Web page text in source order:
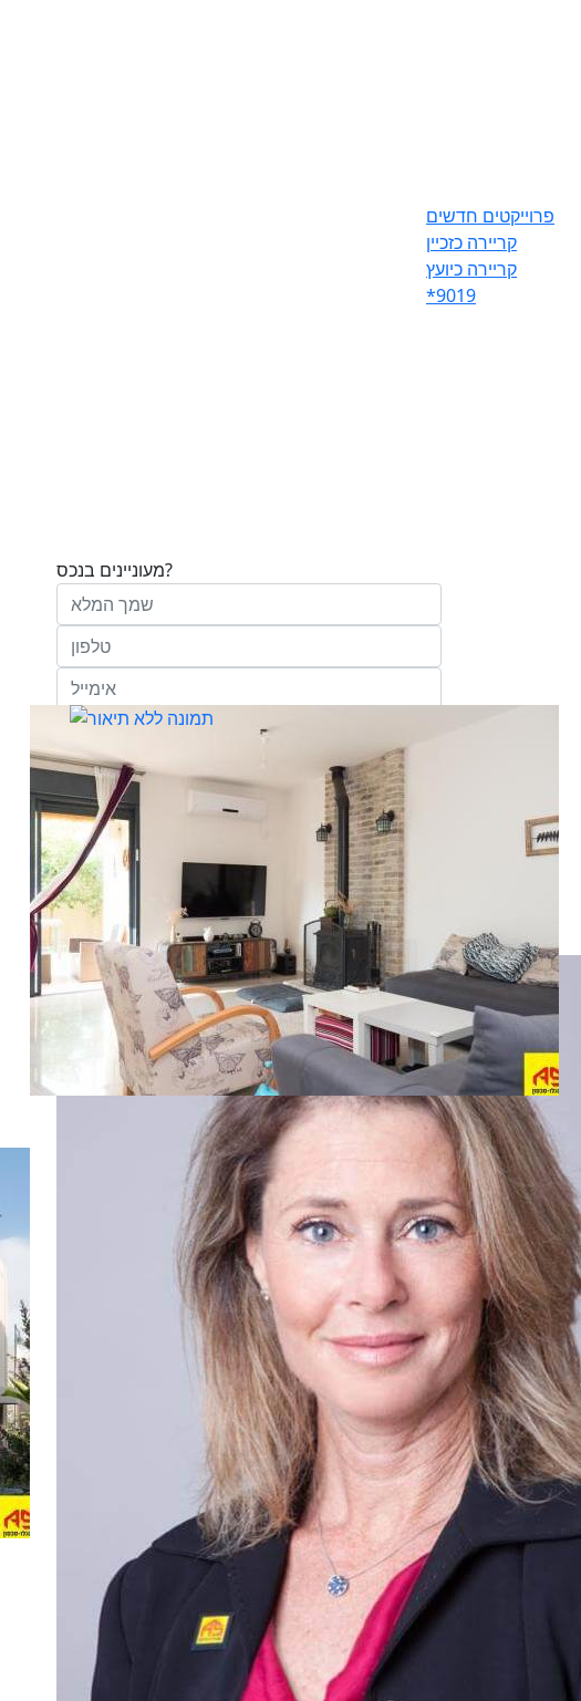
פרוייקטים חדשים
קריירה כזכיין
קריירה כיועץ
*9019
מעוניינים בנכס?
הריני נותן בזאת את הסכמתי המפורשת לקבל
מחב' אנגלו סכסון סוכנות לנכסים (ישראל 1992)
בע"מ ו/או מי מטעמה ("אנגלו סכסון") בדוא"ל,
במסרונים ובשיחת טלפון שיווקית, הצעות ודברי שיווק
ופרסומת כהגדרתם בחוק וכן, שפרטיי האישיים
יישמרו במאגריה וישמשו אותה לשליחת מידע ולקידום
פעילותיה, לרבות אך לא רק, לעריכת ניתוח מידע
ומחקר סטטיסטי.למדיניות הפרטיות של החברה.
שלח